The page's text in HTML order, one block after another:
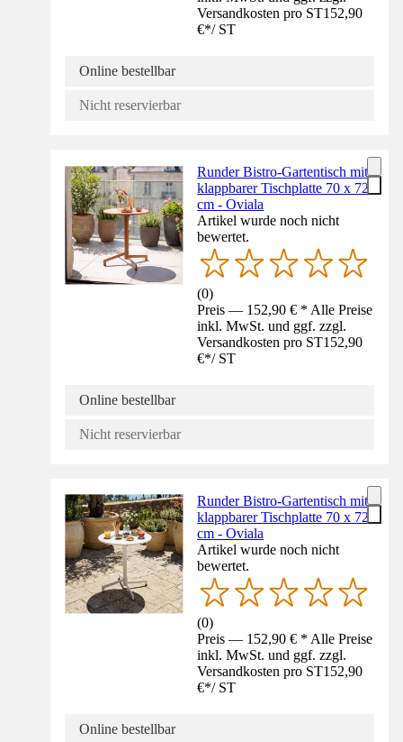
Versandkosten pro ST152,90
€*/ ST
Online bestellbar
Nicht reservierbar
Runder Bistro-Gartentisch mit
klappbarer Tischplatte 70 x 72
cm - Oviala
Artikel wurde noch nicht
bewertet.
(0)
Preis — 152,90 € * Alle Preise
inkl. MwSt. und ggf. zzgl.
Versandkosten pro ST152,90
€*/ ST
Online bestellbar
Nicht reservierbar
Runder Bistro-Gartentisch mit
klappbarer Tischplatte 70 x 72
cm - Oviala
Artikel wurde noch nicht
bewertet.
(0)
Preis — 152,90 € * Alle Preise
inkl. MwSt. und ggf. zzgl.
Versandkosten pro ST152,90
€*/ ST
Online bestellbar